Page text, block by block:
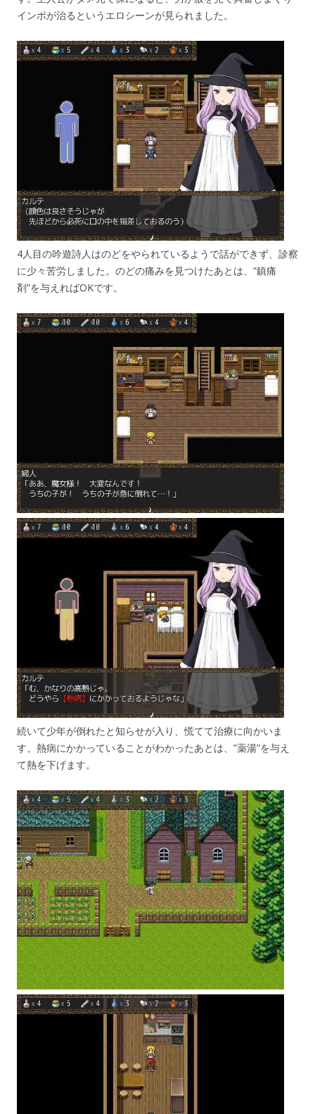
インポが治るというエロシーンが見られました。
4人目の吟遊詩人はのどをやられているようで話ができず、診察
に少々苦労しました。のどの痛みを見つけたあとは、”鎮痛
剤”を与えればOKです。
続いて少年が倒れたと知らせが入り、慌てて治療に向かいま
す。熱病にかかっていることがわかったあとは、”薬湯”を与え
て熱を下げます。